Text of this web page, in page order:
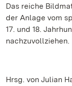
Das reiche
der Anlage vom
17. und 18.
nachzuvollziehen.
Hrsg. von Julian